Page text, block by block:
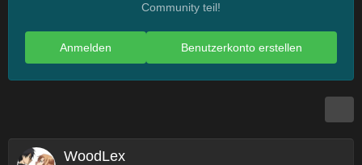
Community teil!
Benutzerkonto erstellen
Anmelden
WoodLex